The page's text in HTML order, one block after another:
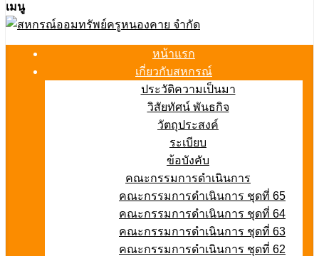
เมนู
หน้าแรก
เกี่ยวกับสหกรณ์
ประวัติความเป็นมา
วิสัยทัศน์ พันธกิจ
วัตถุประสงค์
ระเบียบ
ข้อบังคับ
คณะกรรมการดำเนินการ
คณะกรรมการดำเนินการ ชุดที่ 65
คณะกรรมการดำเนินการ ชุดที่ 64
คณะกรรมการดำเนินการ ชุดที่ 63
คณะกรรมการดำเนินการ ชุดที่ 62